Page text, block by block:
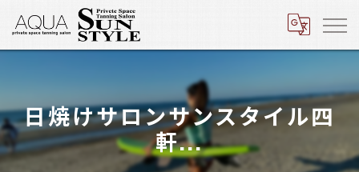
日焼けサロンサンスタイル四
軒...